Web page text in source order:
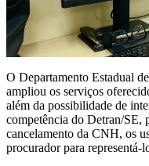
O Departamento Estadual
ampliou os serviços
além da possibilidade de
competência do Detran/SE,
cancelamento da CNH, os
procurador para representá-